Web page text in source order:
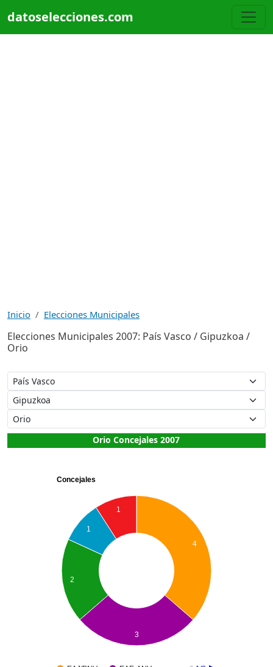
datoselecciones.com
Inicio Elecciones Municipales
Elecciones Municipales 2007: País Vasco / Gipuzkoa /
Orio
Orio Concejales 2007
Concejales
4
1
1
2
3